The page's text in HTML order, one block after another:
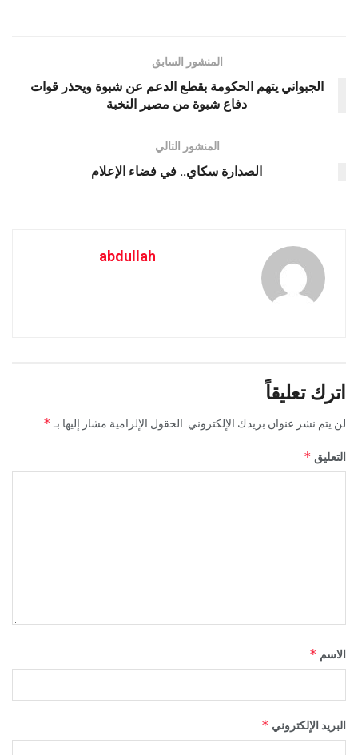
المنشور السابق
الجبواني يتهم الحكومة بقطع الدعم عن شبوة ويحذر قوات
دفاع شبوة من مصير النخبة
المنشور التالي
الصدارة سكاي.. في فضاء الإعلام
abdullah
اترك تعليقاً
لن يتم نشر عنوان بريدك الإلكتروني.الحقول الإلزامية مشار إليها بـ*
التعليق*
الاسم*
البريد الإلكتروني*